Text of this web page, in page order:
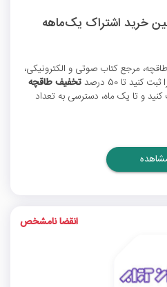
اولین خرید اشتراک یک‌ماهه
بی‌نهایت طاقچه، مرجع کتاب صوتی و الکترونیکی،
ثبت کنید تا 50 درصد
تخفیف طاقچه
و تا یک ماه، دسترسی به تعداد
انقضا نامشخص